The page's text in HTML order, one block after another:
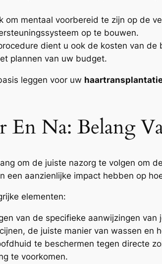
om mentaal voorbereid te zijn op de
op te bouwen.
dient u ook de kosten van de
plannen van uw budget.
leggen voor uw
En Na: Belang
om de juiste nazorg te volgen om
een aanzienlijke impact hebben op
elementen:
van de specifieke aanwijzingen
de juiste manier van wassen en
te beschermen tegen directe
te voorkomen.